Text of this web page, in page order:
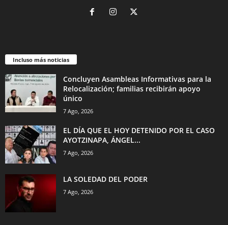
Incluso más noticias
Concluyen Asambleas Informativas para la
Relocalización; familias recibirán apoyo
único
7 Ago, 2026
EL DÍA QUE EL HOY DETENIDO POR EL CASO
AYOTZINAPA, ÁNGEL...
7 Ago, 2026
LA SOLEDAD DEL PODER
7 Ago, 2026